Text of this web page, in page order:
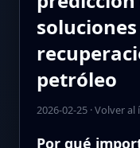
petróleo
2026-02-25·Volver al
Por qué